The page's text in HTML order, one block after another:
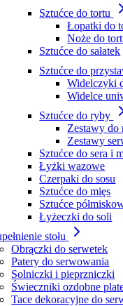
Sztućce do tortu
Łopatki do
Noże do
Sztućce do sałatek
Sztućce do
Widelczyki
Widelce
Sztućce do ryby
Zestawy do
Zestawy
Sztućce do sera i
Łyżki wazowe
Czerpaki do sosu
Sztućce do mięs
Sztućce
Łyżeczki do soli
stołu
Obrączki do serwetek
Patery do serwowania
Solniczki i pieprzniczki
Świeczniki ozdobne
Tace dekoracyjne do